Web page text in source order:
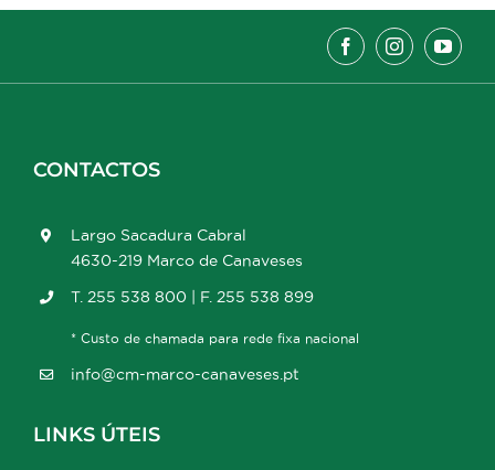
CONTACTOS
Largo Sacadura Cabral
4630-219 Marco de Canaveses
T. 255 538 800 | F. 255 538 899
* Custo de chamada para rede fixa nacional
info@cm-marco-canaveses.pt
LINKS ÚTEIS